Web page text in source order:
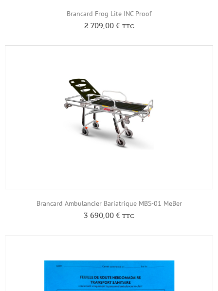
Brancard Frog Lite INC Proof
2 709,00 € TTC
Brancard Ambulancier Bariatrique MBS-01 MeBer
3 690,00 € TTC